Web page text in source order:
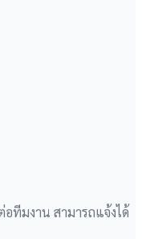
ทีมงาน สามารถแจ้งได้